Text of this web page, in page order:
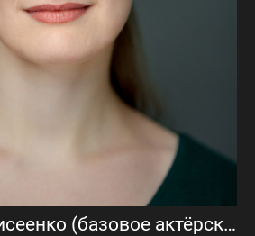
Анастасия Моисеенко (базовое актёрское портфолио)